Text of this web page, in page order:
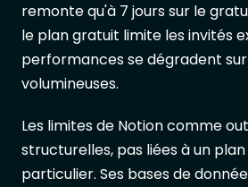
remonte qu'à 7 jours sur le
le plan gratuit limite les invités
performances se dégradent
volumineuses.
Les limites de Notion comme
structurelles, pas liées à un
particulier. Ses bases de